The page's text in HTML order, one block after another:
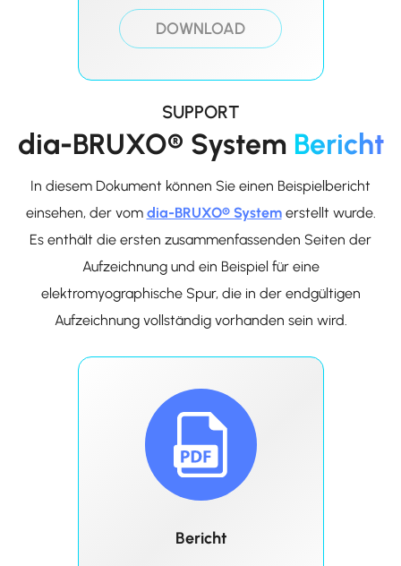
DOWNLOAD
SUPPORT
dia-BRUXO® System Bericht
In diesem Dokument können Sie einen Beispielbericht
einsehen, der vom dia-BRUXO® Systemerstellt wurde.
Es enthält die ersten zusammenfassenden Seiten der
Aufzeichnung und ein Beispiel für eine
elektromyographische Spur, die in der endgültigen
Aufzeichnung vollständig vorhanden sein wird.
Bericht